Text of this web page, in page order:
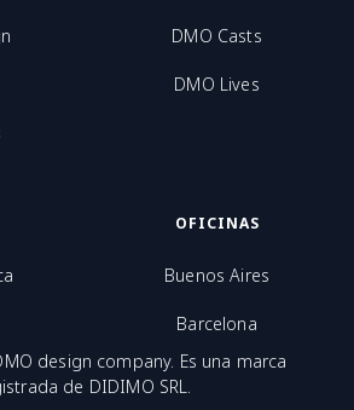
DMO Casts
DMO Lives
OFICINAS
Buenos Aires
Barcelona
design company. Es una marca
de DIDIMO SRL.